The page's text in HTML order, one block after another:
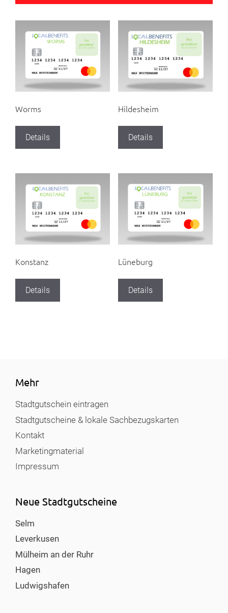
Worms
Details
Hildesheim
Details
Konstanz
Details
Lüneburg
Details
Mehr
Stadtgutschein eintragen
Stadtgutscheine & lokale Sachbezugskarten
Kontakt
Marketingmaterial
Impressum
Neue Stadtgutscheine
Selm
Leverkusen
Mülheim an der Ruhr
Hagen
Ludwigshafen